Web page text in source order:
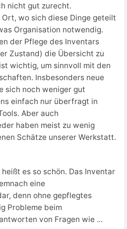
nicht gut zurecht.
wo sich diese Dinge geteilt
Organisation notwendig.
der Pflege des Inventars
Zustand) die Übersicht zu
wichtig, um sinnvoll mit den
Insbesonders neue
sich noch weniger gut
einfach nur überfragt in
Aber auch
haben meist zu wenig
Schätze unserer Werkstatt.
es so schön. Das Inventar
eine
denn ohne gepflegtes
Probleme beim
von Fragen wie ...